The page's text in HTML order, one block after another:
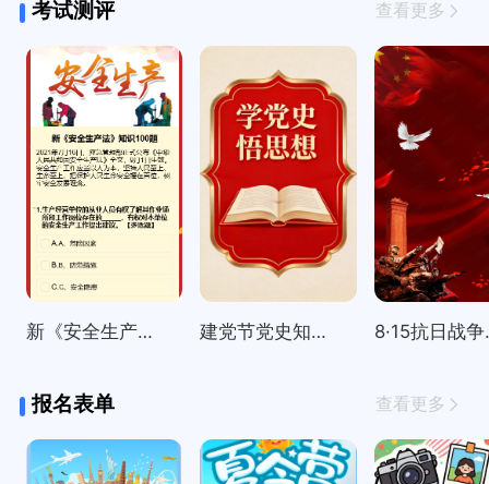
考试测评 查看更多
新《安全生产法》知识100题 建党节党史知识精选100题 8·15
报名表单 查看更多